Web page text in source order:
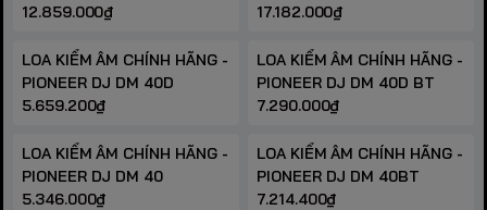
12.859.000₫
17.182.000₫
LOA KIỂM ÂM CHÍNH HÃNG -
PIONEER DJ DM 40D
5.659.200₫
LOA KIỂM ÂM CHÍNH HÃNG -
PIONEER DJ DM 40D BT
7.290.000₫
LOA KIỂM ÂM CHÍNH HÃNG -
PIONEER DJ DM 40
5.346.000₫
LOA KIỂM ÂM CHÍNH HÃNG -
PIONEER DJ DM 40BT
7.214.400₫